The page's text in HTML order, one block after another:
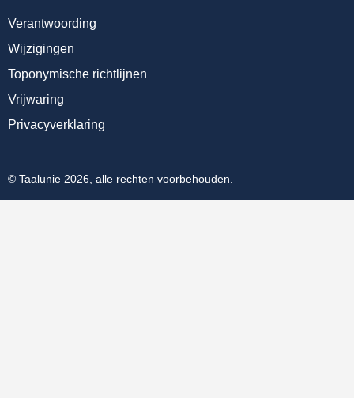
Verantwoording
Wijzigingen
Toponymische richtlijnen
Vrijwaring
Privacyverklaring
© Taalunie 2026, alle rechten voorbehouden.